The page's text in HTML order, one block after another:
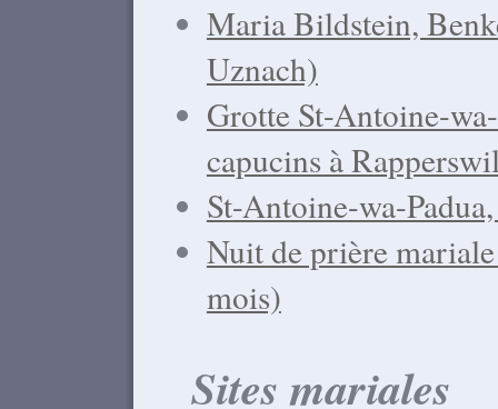
Maria Bildstein,
Uznach)
Grotte St-Antoine-
capucins à
St-Antoine-wa-
Nuit de prière
mois)
Sites mariales